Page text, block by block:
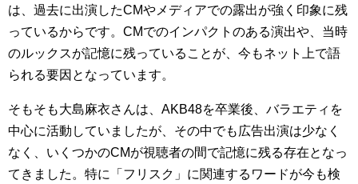
は、過去に出演したCMやメディアでの露出が強く印象に残
っているからです。CMでのインパクトのある演出や、当時
のルックスが記憶に残っていることが、今もネット上で語
られる要因となっています。
そもそも大島麻衣さんは、AKB48を卒業後、バラエティを
中心に活動していましたが、その中でも広告出演は少なく
なく、いくつかのCMが視聴者の間で記憶に残る存在となっ
てきました。特に「フリスク」に関連するワードが今も検